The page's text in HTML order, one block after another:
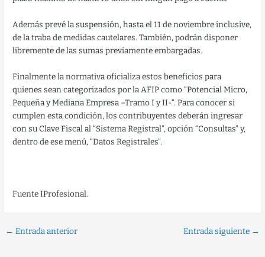
Además prevé la suspensión, hasta el 11 de noviembre inclusive,
de la traba de medidas cautelares. También, podrán disponer
libremente de las sumas previamente embargadas.
Finalmente la normativa oficializa estos beneficios para
quienes sean categorizados por la AFIP como “Potencial Micro,
Pequeña y Mediana Empresa –Tramo I y II-“. Para conocer si
cumplen esta condición, los contribuyentes deberán ingresar
con su Clave Fiscal al “Sistema Registral”, opción “Consultas” y,
dentro de ese menú, “Datos Registrales”.
Fuente IProfesional.
← Entrada anterior Entrada siguiente →